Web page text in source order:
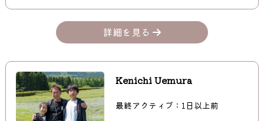
詳細を見る
Kenichi Uemura
最終アクティブ：1日以上前